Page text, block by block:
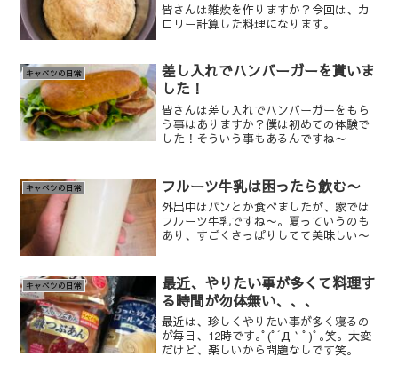
皆さんは雑炊を作りますか？今回は、カ
ロリー計算した料理になります。
キャベツの日常
差し入れでハンバーガーを貰いま
した！
皆さんは差し入れでハンバーガーをもら
う事はありますか？僕は初めての体験で
した！そういう事もあるんですね〜
キャベツの日常 フルーツ牛乳は困ったら飲む〜
外出中はパンとか食べましたが、家では
フルーツ牛乳ですね〜。夏っていうのも
あり、すごくさっぱりしてて美味しい〜
キャベツの日常
最近、やりたい事が多くて料理す
る時間が勿体無い、、、
最近は、珍しくやりたい事が多く寝るの
が毎日、12時です｡ﾟ(ﾟ´Д｀ﾟ)ﾟ｡笑。大変
だけど、楽しいから問題なしです笑。